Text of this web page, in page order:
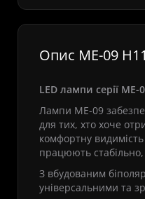
Опис ME-09
LED лампи серії ME-
Лампи ME-09
для тих, хто хоче
комфортну
працюють
З вбудованим
універсальними та